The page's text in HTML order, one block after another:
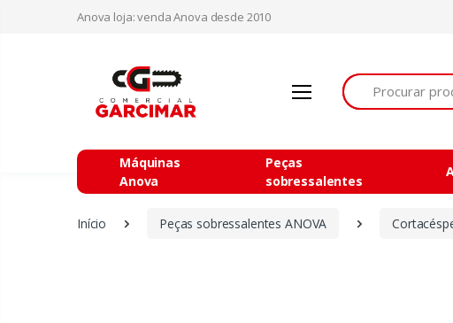
Anova loja: venda Anova desde 2010
Procurar
Máquinas
Anova
Peças
sobressalentes
Início Peças sobressalentes ANOVA